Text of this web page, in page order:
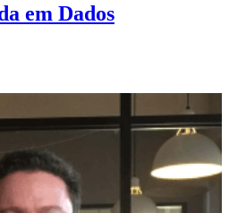
em Dados